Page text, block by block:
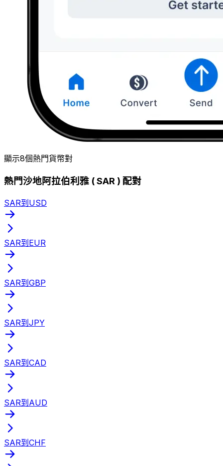
顯示8個熱門貨幣對
熱門沙地阿拉伯利雅 ( SAR ) 配對
SAR到USD
SAR到EUR
SAR到GBP
SAR到JPY
SAR到CAD
SAR到AUD
SAR到CHF